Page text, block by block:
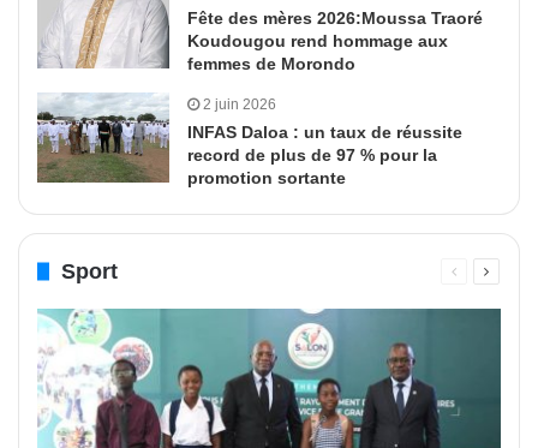
Fête des mères 2026:Moussa Traoré
Koudougou rend hommage aux
femmes de Morondo
2 juin 2026
INFAS Daloa : un taux de réussite
record de plus de 97 % pour la
promotion sortante
Sport
PagePage